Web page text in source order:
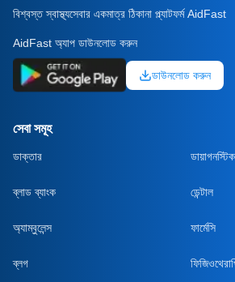
বিশ্বস্ত স্বাস্থ্যসেবার একমাত্র ঠিকানা প্ল্যাটফর্ম AidFast
AidFast অ্যাপ ডাউনলোড করুন
ডাউনলোড করুন
সেবা সমূহ
ডাক্তার ডায়াগনস্টিক
ব্লাড ব্যাংক ডেন্টাল
অ্যাম্বুলেন্স ফার্মেসি
ব্লগ